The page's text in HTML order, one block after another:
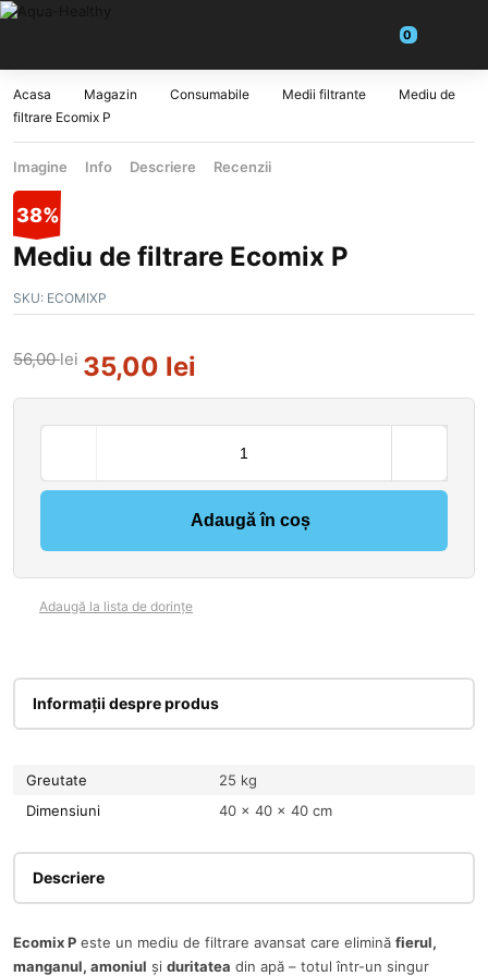
Acasa Magazin Consumabile Medii filtrante
Mediu de
filtrare Ecomix P
Imagine Info Descriere Recenzii
38%
Mediu de filtrare Ecomix P
SKU: ECOMIXP
56,00lei 35,00 lei
Adaugă în coș
Adaugă la lista de dorințe
Informații despre produs
Greutate
25 kg
Dimensiuni
40 × 40 × 40 cm
Descriere
Ecomix P este un mediu de filtrare avansat care elimină fierul,
manganul, amoniul și duritatea din apă – totul într-un singur